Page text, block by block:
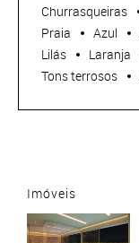
Churrasqueiras
Praia
Azul
Lilás
Laranja
Tons terrosos
Imóveis